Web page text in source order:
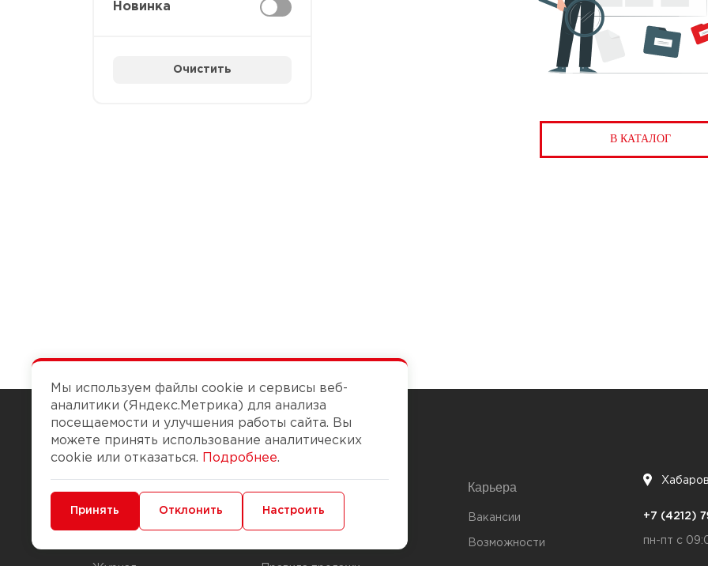
Новинка
Очистить
В КАТАЛОГ
Чтобы вам легко работалось
Доставка и оплата
Карьера
Вакансии
Возможности
+7 (4212)
пн-пт с
Мы используем файлы cookie и сервисы веб-
аналитики (Яндекс.Метрика) для анализа
посещаемости и улучшения работы сайта. Вы
можете принять использование аналитических
cookie или отказаться.
Подробнее.
Минимальные Функциональные/Аналитические
Принять Отклонить Настроить